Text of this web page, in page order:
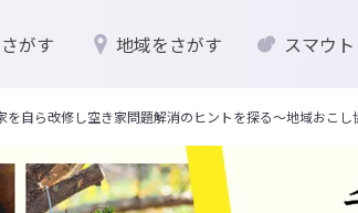
がす 地域をさがす スマウ
を自ら改修し空き家問題解消のヒントを探る～地域おこ